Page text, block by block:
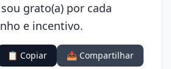
grato(a) por cada
e incentivo.
📋 Copiar 📤 Compartilhar